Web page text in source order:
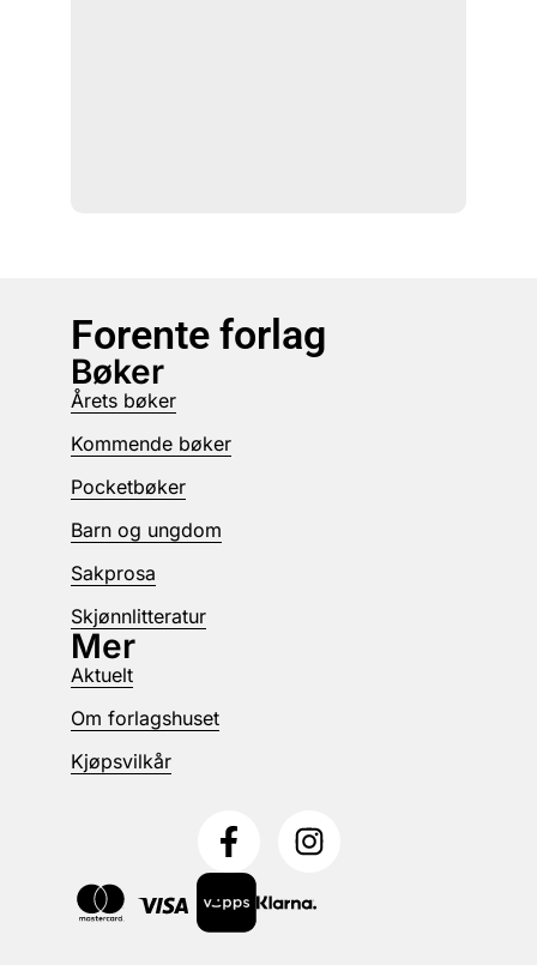
Forente forlag
Bøker
Årets bøker
Kommende bøker
Pocketbøker
Barn og ungdom
Sakprosa
Skjønnlitteratur
Mer
Aktuelt
Om forlagshuset
Kjøpsvilkår